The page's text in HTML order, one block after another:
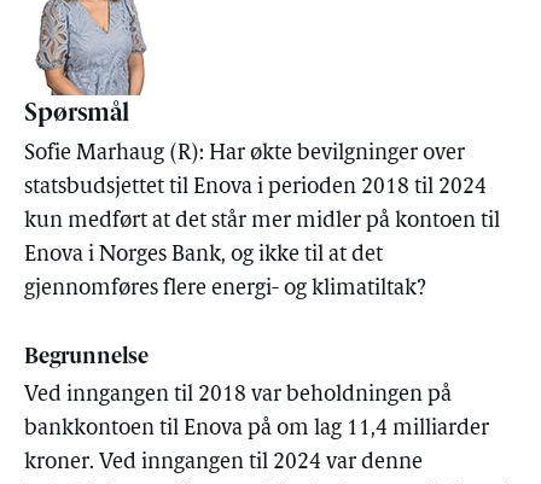
Spørsmål
Sofie Marhaug (R): Har økte bevilgninger over
statsbudsjettet til Enova i perioden 2018 til 2024
kun medført at det står mer midler på kontoen til
Enova i Norges Bank, og ikke til at det
gjennomføres flere energi- og klimatiltak?
Begrunnelse
Ved inngangen til 2018 var beholdningen på
bankkontoen til Enova på om lag 11,4 milliarder
kroner. Ved inngangen til 2024 var denne